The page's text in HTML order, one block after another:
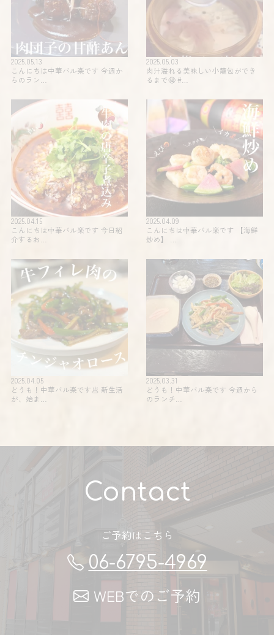
2025.05.13
こんにちは中華バル楽です 今週か
らのラン…
2025.05.03
肉汁溢れる美味しい小籠包ができ
るまで🤤 #…
2025.04.15
こんにちは中華バル楽です 今日紹
介するお…
2025.04.09
こんにちは中華バル楽です 【海鮮
炒め】 …
2025.04.05
どうも！中華バル楽です🥟 新生活
が、始ま…
2025.03.31
どうも！中華バル楽です 今週から
のランチ…
Contact
ご予約はこちら
06-6795-4969
WEBでのご予約